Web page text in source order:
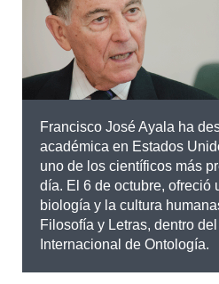
BUSCAR
Francisco José Ayala ha
académica en Estados
uno de los científicos más
día. El 6 de octubre, ofreció
biología y la cultura
Filosofía y Letras, dentro
Internacional de Ontología.